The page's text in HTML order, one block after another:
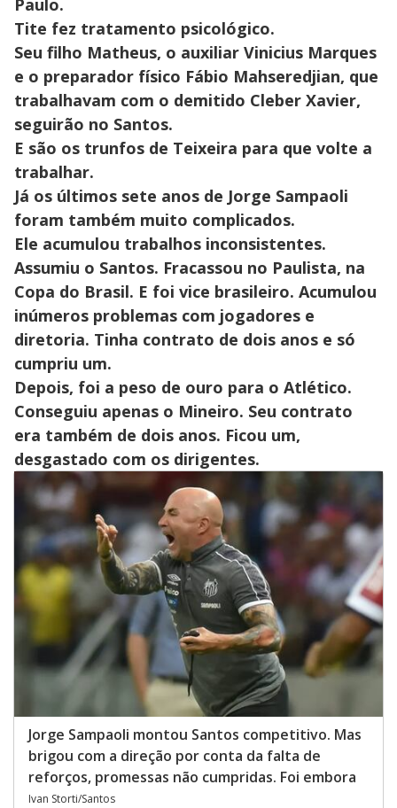
Tite fez tratamento psicológico.
Seu filho Matheus, o auxiliar Vinicius Marques
e o preparador físico Fábio Mahseredjian, que
trabalhavam com o demitido Cleber Xavier,
seguirão no Santos.
E são os trunfos de Teixeira para que volte a
trabalhar.
Já os últimos sete anos de Jorge Sampaoli
foram também muito complicados.
Ele acumulou trabalhos inconsistentes.
Assumiu o Santos. Fracassou no Paulista, na
Copa do Brasil. E foi vice brasileiro. Acumulou
inúmeros problemas com jogadores e
diretoria. Tinha contrato de dois anos e só
cumpriu um.
Depois, foi a peso de ouro para o Atlético.
Conseguiu apenas o Mineiro. Seu contrato
era também de dois anos. Ficou um,
desgastado com os dirigentes.
Jorge Sampaoli montou Santos competitivo. Mas
brigou com a direção por conta da falta de
reforços, promessas não cumpridas. Foi embora
Ivan Storti/Santos